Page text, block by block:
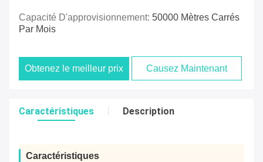
Capacité D'approvisionnement: 50000 Mètres Carrés
Par Mois
Obtenez le meilleur prix Causez Maintenant
Caractéristiques Description
Caractéristiques